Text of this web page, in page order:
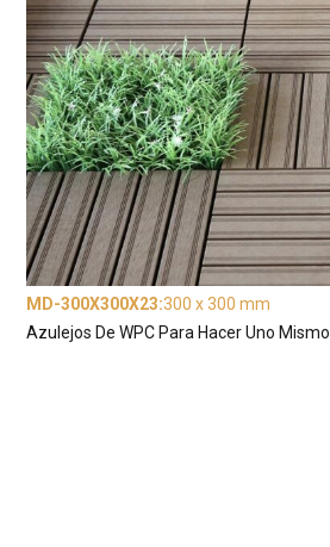
MD-300X300X23:300 x 300 mm
Azulejos De WPC Para Hacer Uno Mismo